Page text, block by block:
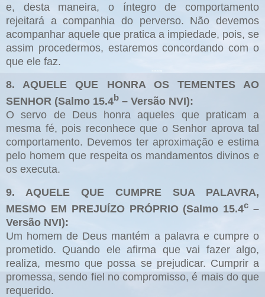
e, desta maneira, o íntegro de comportamento
rejeitará a companhia do perverso. Não devemos
acompanhar aquele que pratica a impiedade, pois, se
assim procedermos, estaremos concordando com o
que ele faz.
8. AQUELE QUE HONRA OS TEMENTES AO
SENHOR (Salmo 15.4b – Versão NVI):
O servo de Deus honra aqueles que praticam a
mesma fé, pois reconhece que o Senhor aprova tal
comportamento. Devemos ter aproximação e estima
pelo homem que respeita os mandamentos divinos e
os executa.
9. AQUELE QUE CUMPRE SUA PALAVRA,
MESMO EM PREJUÍZO PRÓPRIO (Salmo 15.4c –
Versão NVI):
Um homem de Deus mantém a palavra e cumpre o
prometido. Quando ele afirma que vai fazer algo,
realiza, mesmo que possa se prejudicar. Cumprir a
promessa, sendo fiel no compromisso, é mais do que
requerido.